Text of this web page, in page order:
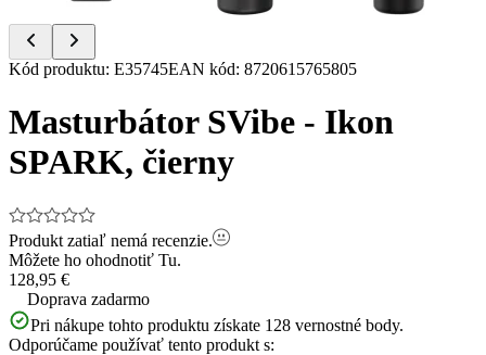
Item
of
13
Kód produktu: E35745EAN kód: 8720615765805
Masturbátor SVibe - Ikon
SPARK, čierny
Produkt zatiaľ nemá recenzie.
Môžete ho ohodnotiť Tu.
128,95 €
Doprava zadarmo
Pri nákupe tohto produktu získate 128 vernostné body.
Odporúčame používať tento produkt s: